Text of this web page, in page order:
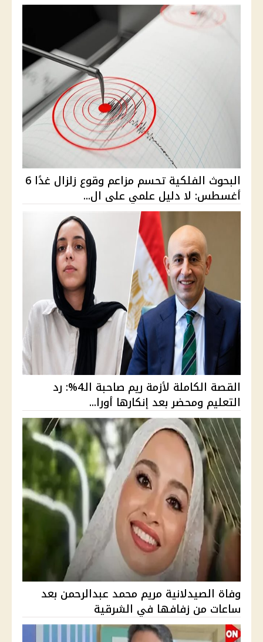
البحوث الفلكية تحسم مزاعم وقوع زلزال غدًا 6
أغسطس: لا دليل علمي على ال...
القصة الكاملة لأزمة ريم صاحبة الـ4%: رد
التعليم ومحضر بعد إنكارها أورا...
وفاة الصيدلانية مريم محمد عبدالرحمن بعد
ساعات من زفافها في الشرقية